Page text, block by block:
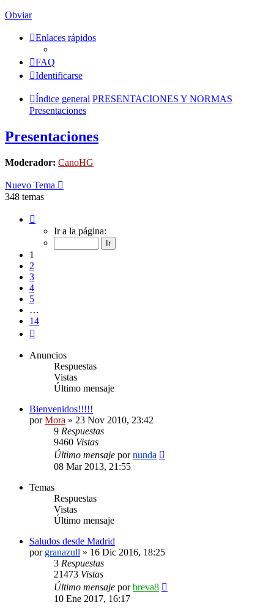
Obviar
Enlaces rápidos
FAQ
Identificarse
Índice general PRESENTACIONES Y NORMAS
Presentaciones
Presentaciones
Moderador: CanoHG
Nuevo Tema
348 temas
Ir a la página:
1
2
3
4
5
…
14
Anuncios
Respuestas
Vistas
Último mensaje
Bienvenidos!!!!!
porMora » 23 Nov 2010, 23:42
9 Respuestas
9460 Vistas
Último mensaje pornunda
08 Mar 2013, 21:55
Temas
Respuestas
Vistas
Último mensaje
Saludos desde Madrid
por granazull » 16 Dic 2016, 18:25
3 Respuestas
21473 Vistas
Último mensaje porbreva8
10 Ene 2017, 16:17